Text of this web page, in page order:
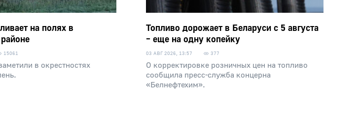
на полях в
15061
в окрестностях
Топливо дорожает в Беларуси с 5 августа
– еще на одну копейку
03 АВГ 2026, 13:57 377
О корректировке розничных цен на топливо
сообщила пресс-служба концерна
«Белнефтехим».